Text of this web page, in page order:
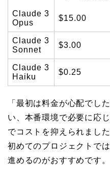
Claude 3
Opus
$15.00
Claude 3
Sonnet
$3.00
Claude 3
Haiku
$0.25
「最初は料金が心配でし
い、本番環境で必要に応
でコストを抑えられまし
初めてのプロジェクトで
進めるのがおすすめです。